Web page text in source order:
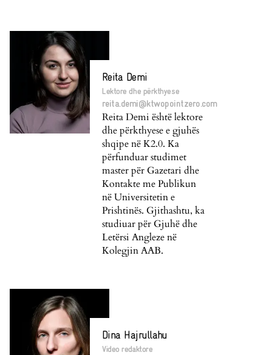
Reita Demi
Lektore dhe përkthyese
reita.demi@ktwopointzero.com
Reita Demi është lektore
dhe përkthyese e gjuhës
shqipe në K2.0. Ka
përfunduar studimet
master për Gazetari dhe
Kontakte me Publikun
në Universitetin e
Prishtinës. Gjithashtu, ka
studiuar për Gjuhë dhe
Letërsi Angleze në
Kolegjin AAB.
Dina Hajrullahu
Video redaktore